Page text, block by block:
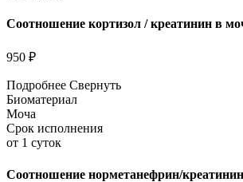
Соотношение кортизол / креатинин в
950 ₽
Подробнее Свернуть
Биоматериал
Моча
Срок исполнения
от 1 суток
Соотношение норметанефрин/